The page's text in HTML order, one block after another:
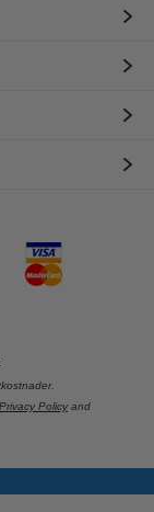
Privacy Policy and